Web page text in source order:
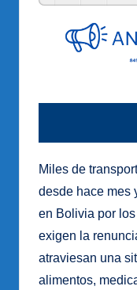
Miles de
desde hace mes
en Bolivia por
exigen la
atraviesan una
alimentos,